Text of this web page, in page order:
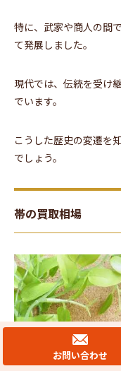
特に、武家や商人の間
て発展しました。
現代では、伝統を受け
でいます。
こうした歴史の変遷を
でしょう。
帯の買取相場
お問い合わせ